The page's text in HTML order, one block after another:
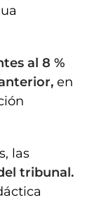
al 8 %
en
las
tribunal.